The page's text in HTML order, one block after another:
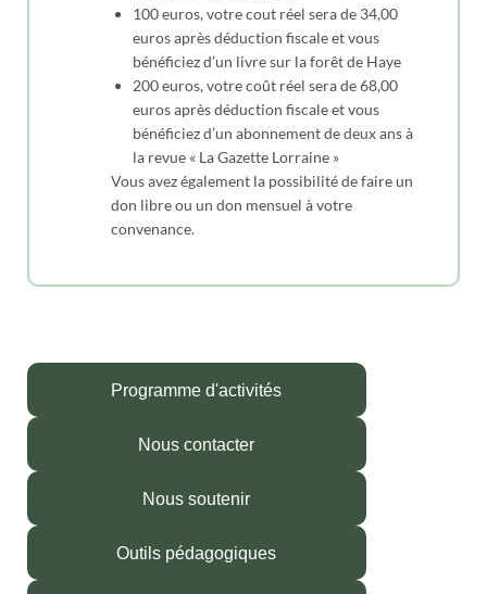
100 euros, votre cout réel sera de 34,00
euros après déduction fiscale et vous
bénéficiez d’un livre sur la forêt de Haye
200 euros, votre coût réel sera de 68,00
euros après déduction fiscale et vous
bénéficiez d’un abonnement de deux ans à
la revue « La Gazette Lorraine »
Vous avez également la possibilité de faire un
don libre ou un don mensuel à votre
convenance.
Programme d'activités
Nous contacter
Nous soutenir
Outils pédagogiques